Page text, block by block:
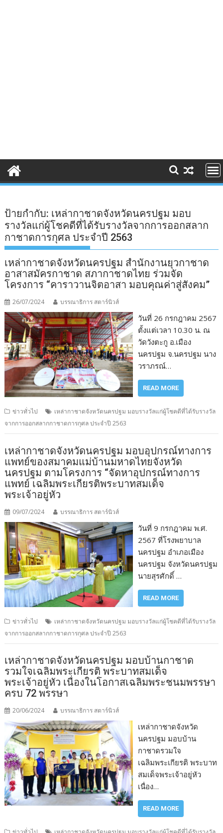
ป้ายกำกับ: เหล่ากาชาดจังหวัดนครปฐม มอบ
รางวัลแก่ผู้โชคดีที่ได้รับรางวัลจากการออกสลาก
กาชาดการกุศล ประจำปี 2563
เหล่ากาชาดจังหวัดนครปฐม สำนักงานยุวกาชาด
อาสาสมัครกาชาด สภากาชาดไทย ร่วมจัด
โครงการ “คาราวานจิตอาสา มอบคุณค่าสู่สังคม”
26/07/2024 บรรณาธิการ สตาร์นิวส์
วันที่ 26 กรกฎาคม 2567
ตั้งแต่เวลา 10.30 น. ณ
วัดวังตะกู อ.เมือง
นครปฐม จ.นครปฐม นาง
วราภรณ์…
READ MORE
ข่าวทั่วไป
เหล่ากาชาดจังหวัดนครปฐม มอบรางวัลแก่ผู้โชคดีที่ได้รับรางวัล
จากการออกสลากกาชาดการกุศล ประจำปี 2563
เหล่ากาชาดจังหวัดนครปฐม มอบอุปกรณ์ทางการ
แพทย์ของสมาคมแม่บ้านมหาดไทยจังหวัด
นครปฐม ตามโครงการ “จัดหาอุปกรณ์ทางการ
แพทย์ เฉลิมพระเกียรติพระบาทสมเด็จ
พระเจ้าอยู่หัว
09/07/2024 บรรณาธิการ สตาร์นิวส์
วันที่ 9 กรกฎาคม พ.ศ.
2567 ที่โรงพยาบาล
นครปฐม อำเภอเมือง
นครปฐม จังหวัดนครปฐม
นายสุรศักดิ์ …
READ MORE
ข่าวทั่วไป
เหล่ากาชาดจังหวัดนครปฐม มอบรางวัลแก่ผู้โชคดีที่ได้รับรางวัล
จากการออกสลากกาชาดการกุศล ประจำปี 2563
เหล่ากาชาดจังหวัดนครปฐม มอบบ้านกาชาด
รวมใจเฉลิมพระเกียรติ พระบาทสมเด็จ
พระเจ้าอยู่หัว เนื่องในโอกาสเฉลิมพระชนมพรรษา
ครบ 72 พรรษา
20/06/2024 บรรณาธิการ สตาร์นิวส์
เหล่ากาชาดจังหวัด
นครปฐม มอบบ้าน
กาชาดรวมใจ
เฉลิมพระเกียรติ พระบาท
สมเด็จพระเจ้าอยู่หัว
เนื่อง…
READ MORE